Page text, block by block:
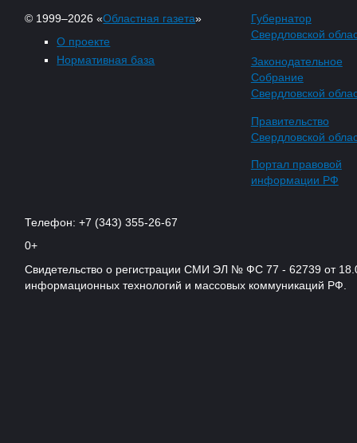
© 1999–2026 «Областная газета»
О проекте
Нормативная база
Губернатор
Свердловской
Законодательное
Собрание
Свердловской
Правительство
Свердловской
Портал правовой
информации РФ
Телефон: +7 (343) 355-26-67
0+
Свидетельство о регистрации СМИ ЭЛ № ФС 77 - 62739 от
информационных технологий и массовых коммуникаций РФ.